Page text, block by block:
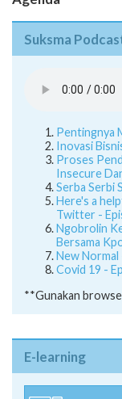
Suksma
Pentingnya
Inovasi
Proses
Insecure
Serba Serbi
Here's a
Twitter -
Ngobrolin
Bersama
New Normal
Covid 19 -
**Gunakan
E-learning